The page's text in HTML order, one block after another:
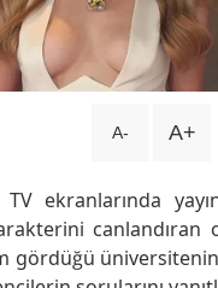
A- A+
ekranlarında
canlandıran
gördüğü